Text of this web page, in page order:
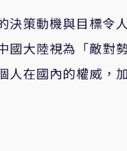
決策動機與目標令
國大陸視為「敵對
人在國內的權威，